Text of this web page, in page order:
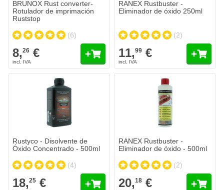
BRUNOX Rust converter-
Rotulador de imprimación
Ruststop
(6)
8,26 €
RANEX Rustbuster -
Eliminador de óxido 250ml
(2)
11,99 €
Rustyco - Disolvente de
Óxido Concentrado - 500ml
(4)
18,25 €
RANEX Rustbuster -
Eliminador de óxido - 500ml
(2)
20,18 €